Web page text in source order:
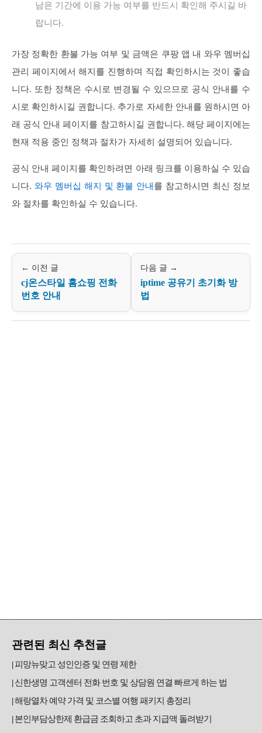
남은 기간에 이용 가능 여부를 반드시 확인해 주시길 바
랍니다.
가장 정확한 환불 가능 여부 및 금액은 쿠팡 앱 내 와우 멤버십
관리 페이지에서 해지를 진행하며 직접 확인하시는 것이 좋습
니다. 또한 정책은 수시로 변경될 수 있으므로 공식 안내를 수
시로 확인하시길 권합니다. 추가로 자세한 안내를 원하시면 아
래 공식 안내 페이지를 참고하시길 권합니다. 해당 페이지에는
현재 적용 중인 정책과 절차가 자세히 설명되어 있습니다.
공식 안내 페이지를 확인하려면 아래 링크를 이용하실 수 있습
니다. 와우 멤버십 해지 및 환불 안내 를 참고하시면 최신 정보
와 절차를 확인하실 수 있습니다.
← 이전 글
cj온스타일 홈쇼핑 전화
번호 안내
다음 글 →
iptime 공유기 초기화 방
법
관련된 최신 추천글
피망뉴맞고 성인인증 및 연령 제한
신한생명 고객센터 전화 번호 및 상담원 연결 빠르게 하는 법
해랑열차 예약 가격 및 코스별 여행 패키지 총정리
본인부담상한제 환급금 조회하고 초과 지급액 돌려받기